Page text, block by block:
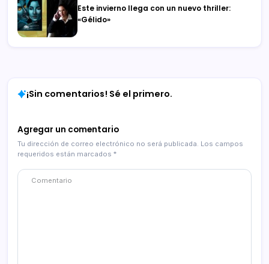
Este invierno llega con un nuevo thriller:
«Gélido»
¡Sin comentarios! Sé el primero.
Agregar un comentario
Tu dirección de correo electrónico no será publicada. Los campos
requeridos están marcados *